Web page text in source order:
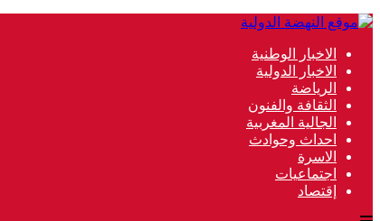
الاخبار الوطنية
الاخبار الدولية
الرياضة
الثقافة والفنون
الجالية المغربية
احداث وحوادث
الاسرة
اجتماعيات
إقتصاد